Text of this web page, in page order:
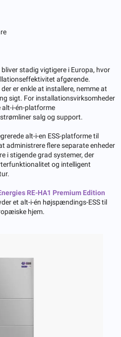
stadig vigtigere i Europa, hvor
afgørende.
er enkle at installere, nemme at
sigt. For installationsvirksomheder
alt-i-én-platforme
salg og support.
alt-i-en ESS-platforme til
administrere flere separate enheder
i stigende grad systemer, der
og intelligent
RE-HA1 Premium Edition
et alt-i-én højspændings-ESS til
hjem.